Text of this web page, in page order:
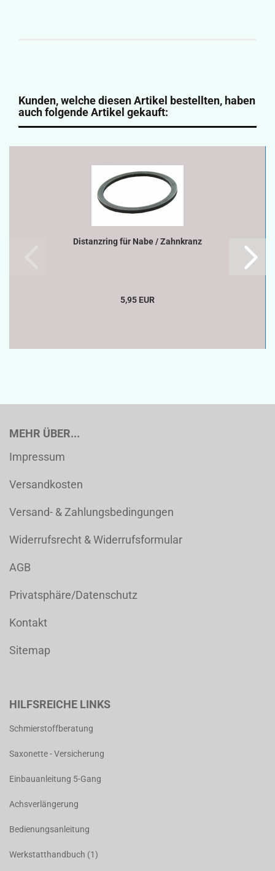
Kunden, welche diesen Artikel bestellten, haben
auch folgende Artikel gekauft:
Distanzring für Nabe / Zahnkranz
5,95 EUR
MEHR ÜBER...
Impressum
Versandkosten
Versand- & Zahlungsbedingungen
Widerrufsrecht & Widerrufsformular
AGB
Privatsphäre/Datenschutz
Kontakt
Sitemap
HILFSREICHE LINKS
Schmierstoffberatung
Saxonette - Versicherung
Einbauanleitung 5-Gang
Achsverlängerung
Bedienungsanleitung
Werkstatthandbuch (1)